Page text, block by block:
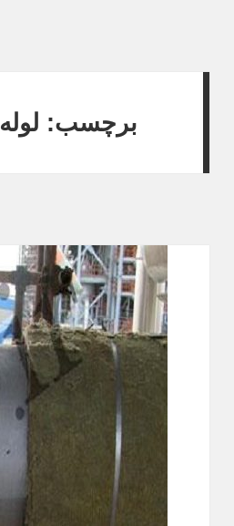
برچسب: لوله